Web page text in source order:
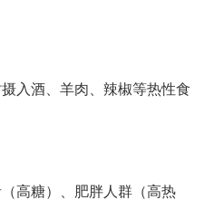
入酒、羊肉、辣椒等热性食
高糖）、肥胖人群（高热